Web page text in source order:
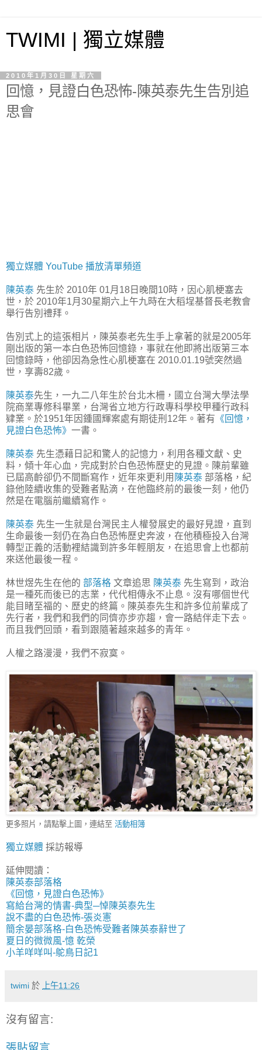
TWIMI | 獨立媒體
2010年1月30日 星期六
回憶，見證白色恐怖-陳英泰先生告別追
思會
獨立媒體 YouTube 播放清單頻道
陳英泰 先生於 2010年 01月18日晚間10時，因心肌梗塞去
世，於 2010年1月30星期六上午九時在大稻埕基督長老教會
舉行告別禮拜。
告別式上的這張相片，陳英泰老先生手上拿著的就是2005年
剛出版的第一本白色恐怖回憶錄，事就在他即將出版第三本
回憶錄時，他卻因為急性心肌梗塞在 2010.01.19號突然過
世，享壽82歲。
陳英泰先生，一九二八年生於台北木柵，國立台灣大學法學
院商業專修科畢業，台灣省立地方行政專科學校甲種行政科
肄業。於1951年因鍾國輝案處有期徒刑12年。著有 《回憶，
見證白色恐怖》 一書。
陳英泰 先生憑藉日記和驚人的記憶力，利用各種文獻、史
料，傾十年心血，完成對於白色恐怖歷史的見證。陳前輩雖
已屆高齡卻仍不間斷寫作，近年來更利用 陳英泰 部落格，紀
錄他陸續收集的受難者點滴，在他臨終前的最後一刻，他仍
然是在電腦前繼續寫作。
陳英泰 先生一生就是台灣民主人權發展史的最好見證，直到
生命最後一刻仍在為白色恐怖歷史奔波，在他積極投入台灣
轉型正義的活動裡結識到許多年輕朋友，在追思會上也都前
來送他最後一程。
林世煜先生在他的 部落格 文章追思 陳英泰 先生寫到，政治
是一種死而後已的志業，代代相傳永不止息。沒有哪個世代
能目睹至福的、歷史的終篇。陳英泰先生和許多位前輩成了
先行者，我們和我們的同儕亦步亦趨，會一路結伴走下去。
而且我們回頭，看到跟隨著越來越多的青年。
人權之路漫漫，我們不寂寞。
更多照片，請點擊上圖，連結至 活動相簿
獨立媒體 採訪報導
延伸閱讀：
陳英泰部落格
《回憶，見證白色恐怖》
寫給台灣的情書-典型─悼陳英泰先生
說不盡的白色恐怖-張炎憲
簡余晏部落格-白色恐怖受難者陳英泰辭世了
夏日的微微風-憶 乾榮
小羊咩咩叫-鴕鳥日記1
twimi 於 上午11:26
沒有留言: